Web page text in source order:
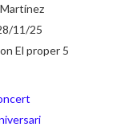
11/25
El proper 5